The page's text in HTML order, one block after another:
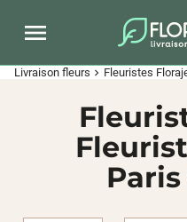
Livraison fleurs chevron_right Fleuristes